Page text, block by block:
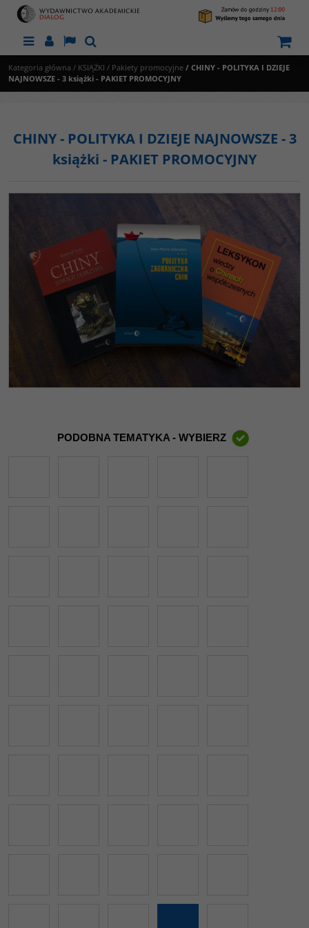
MenuPanelLangSzukaj
Kategoria główna / KSIĄŻKI / Pakiety promocyjne / CHINY - POLITYKA I DZIEJE
NAJNOWSZE - 3 książki - PAKIET PROMOCYJNY
CHINY - POLITYKA I DZIEJE NAJNOWSZE - 3
książki - PAKIET PROMOCYJNY
PODOBNA TEMATYKA - WYBIERZ